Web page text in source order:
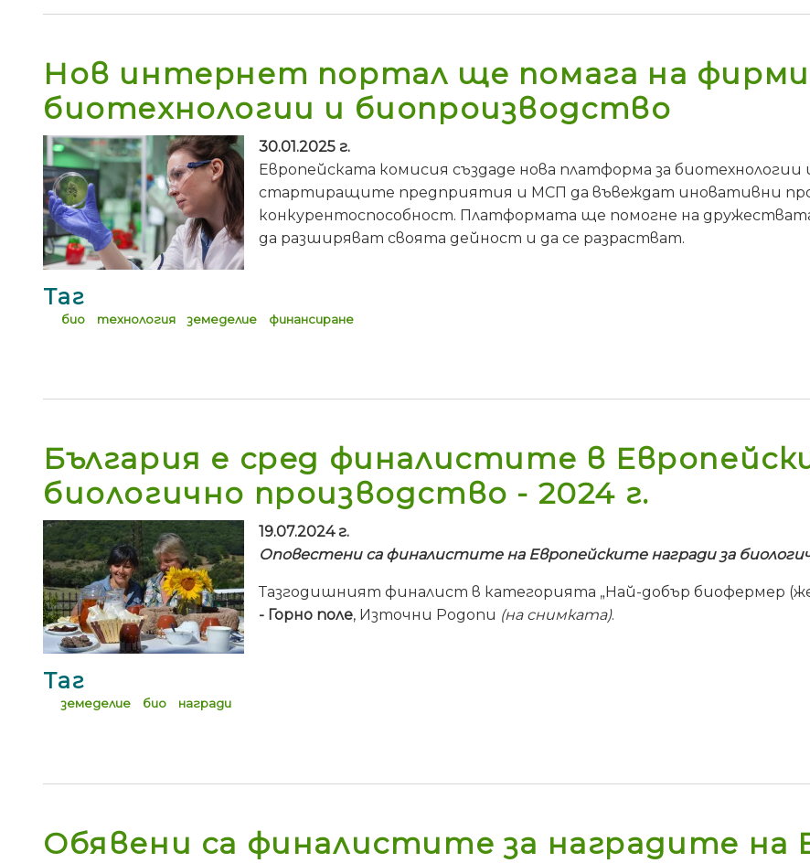
Нов интернет портал ще помага на
биотехнологии и биопроизводство
30.01.2025 г.
Европейската комисия създаде новa платформа за
стартиращите предприятия и МСП да въвеждат иновативни
конкурентоспособност. Платформата ще помогне на
да разширяват своята дейност и да се разрастват.
Таг
био технология земеделие финансиране
България е сред финалистите в
биологично производство - 2024 г.
19.07.2024 г.
Оповестени са финалистите на Европейските награди за
Тазгодишният финалист в категорията „Най-добър биофермер
- Горно поле, Източни Родопи (на снимката).
Таг
земеделие био награди
Обявени са финалистите за наградите на